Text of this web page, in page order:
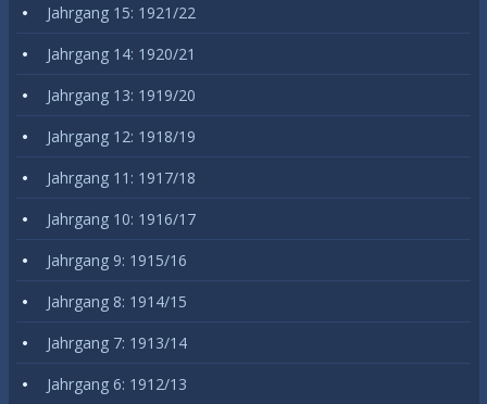
Jahrgang 15: 1921/22
Jahrgang 14: 1920/21
Jahrgang 13: 1919/20
Jahrgang 12: 1918/19
Jahrgang 11: 1917/18
Jahrgang 10: 1916/17
Jahrgang 9: 1915/16
Jahrgang 8: 1914/15
Jahrgang 7: 1913/14
Jahrgang 6: 1912/13